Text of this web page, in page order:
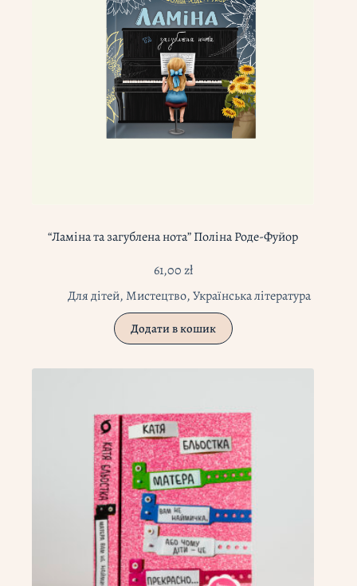
“Ламіна та загублена нота” Поліна Роде-Фуйор
61,00zł
Для дітей,Мистецтво,Українська література
Додати в кошик